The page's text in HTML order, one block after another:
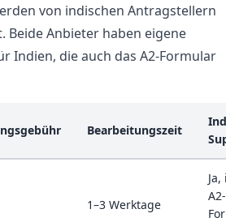
von indischen Antragstellern
Beide Anbieter haben eigene
Indien, die auch das A2-Formular
Bearbeitungszeit
1–3 Werktage
A2-